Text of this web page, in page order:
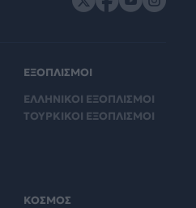
ΕΞΟΠΛΙΣΜΟΙ
ΕΛΛΗΝΙΚΟΙ ΕΞΟΠΛΙΣΜΟΙ
ΤΟΥΡΚΙΚΟΙ ΕΞΟΠΛΙΣΜΟΙ
ΚΟΣΜΟΣ